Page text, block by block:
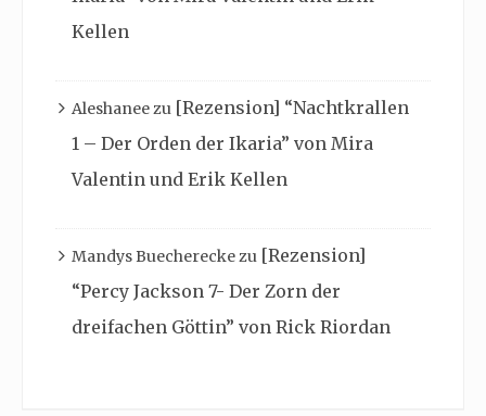
Kellen
Aleshaneezu [Rezension] “Nachtkrallen
1 – Der Orden der Ikaria” von Mira
Valentin und Erik Kellen
Mandys Buechereckezu [Rezension]
“Percy Jackson 7- Der Zorn der
dreifachen Göttin” von Rick Riordan